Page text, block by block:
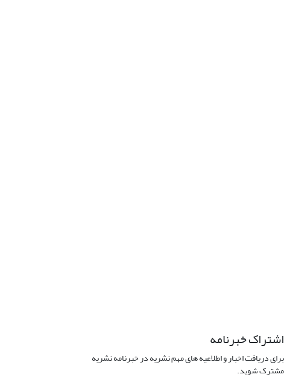
اشتراک خبرنامه
برای دریافت اخبار و اطلاعیه های مهم نشریه در خبرنامه نشریه
مشترک شوید.